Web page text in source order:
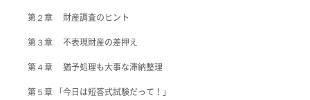
第２章 財産調査のヒント
第３章 不表現財産の差押え
第４章 猶予処理も大事な滞納整理
第５章 「今日は短答式試験だって！」